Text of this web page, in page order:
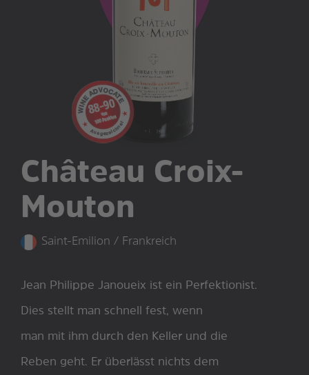
Château Croix-
Mouton
Saint-Emilion / Frankreich
Jean Philippe Janoueix ist ein Perfektionist.
Dies stellt man schnell fest, wenn
man mit ihm durch den Keller und die
Reben geht. Er überlässt nichts dem